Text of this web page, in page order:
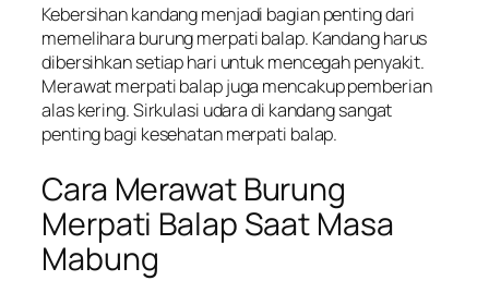
Kebersihan kandang menjadi bagian penting dari
memelihara burung merpati balap. Kandang harus
dibersihkan setiap hari untuk mencegah penyakit.
Merawat merpati balap juga mencakup pemberian
alas kering. Sirkulasi udara di kandang sangat
penting bagi kesehatan merpati balap.
Cara Merawat Burung
Merpati Balap Saat Masa
Mabung